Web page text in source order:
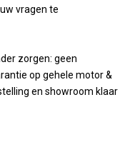
vragen te
zorgen: geen
op gehele motor &
en showroom klaar